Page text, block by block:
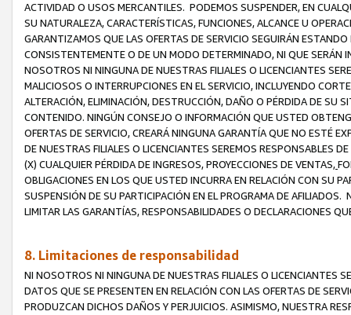
ACTIVIDAD O USOS MERCANTILES. PODEMOS SUSPENDER, EN
SU NATURALEZA, CARACTERÍSTICAS, FUNCIONES, ALCANCE U
GARANTIZAMOS QUE LAS OFERTAS DE SERVICIO SEGUIRÁN
CONSISTENTEMENTE O DE UN MODO DETERMINADO, NI QUE SERÁN
NOSOTROS NI NINGUNA DE NUESTRAS FILIALES O LICENCIANTES
MALICIOSOS O INTERRUPCIONES EN EL SERVICIO, INCLUYENDO
ALTERACIÓN, ELIMINACIÓN, DESTRUCCIÓN, DAÑO O PÉRDIDA DE SU
CONTENIDO. NINGÚN CONSEJO O INFORMACIÓN QUE USTED
OFERTAS DE SERVICIO, CREARÁ NINGUNA GARANTÍA QUE NO ESTÉ
DE NUESTRAS FILIALES O LICENCIANTES SEREMOS RESPONSABLES
(X) CUALQUIER PÉRDIDA DE INGRESOS, PROYECCIONES DE VENTAS,
OBLIGACIONES EN LOS QUE USTED INCURRA EN RELACIÓN CON SU
SUSPENSIÓN DE SU PARTICIPACIÓN EN EL PROGRAMA DE
LIMITAR LAS GARANTÍAS, RESPONSABILIDADES O DECLARACIONES
8. Limitaciones de responsabilidad
NI NOSOTROS NI NINGUNA DE NUESTRAS FILIALES O LICENCIANTES
DATOS QUE SE PRESENTEN EN RELACIÓN CON LAS OFERTAS DE
PRODUZCAN DICHOS DAÑOS Y PERJUICIOS. ASIMISMO, NUESTRA